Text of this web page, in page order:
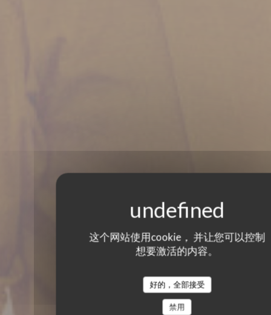
这个网站使用cookie， 并让您可以控制
想要激活的内容。
好的，全部接受
禁用